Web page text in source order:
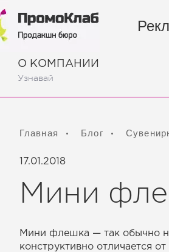
О КОМПАНИИ
Узнавай
Главная Блог
17.01.2018
Мини
Мини флешка — так обычно
конструктивно отличается